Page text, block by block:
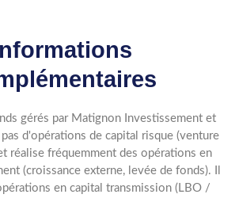
gérés par Matignon Investissement et
d'opérations de capital risque (venture
réalise fréquemment des opérations en
(croissance externe, levée de fonds). Il
en capital transmission (LBO /